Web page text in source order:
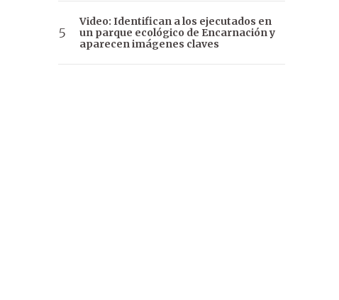
Video: Identifican a los ejecutados en
un parque ecológico de Encarnación y
aparecen imágenes claves